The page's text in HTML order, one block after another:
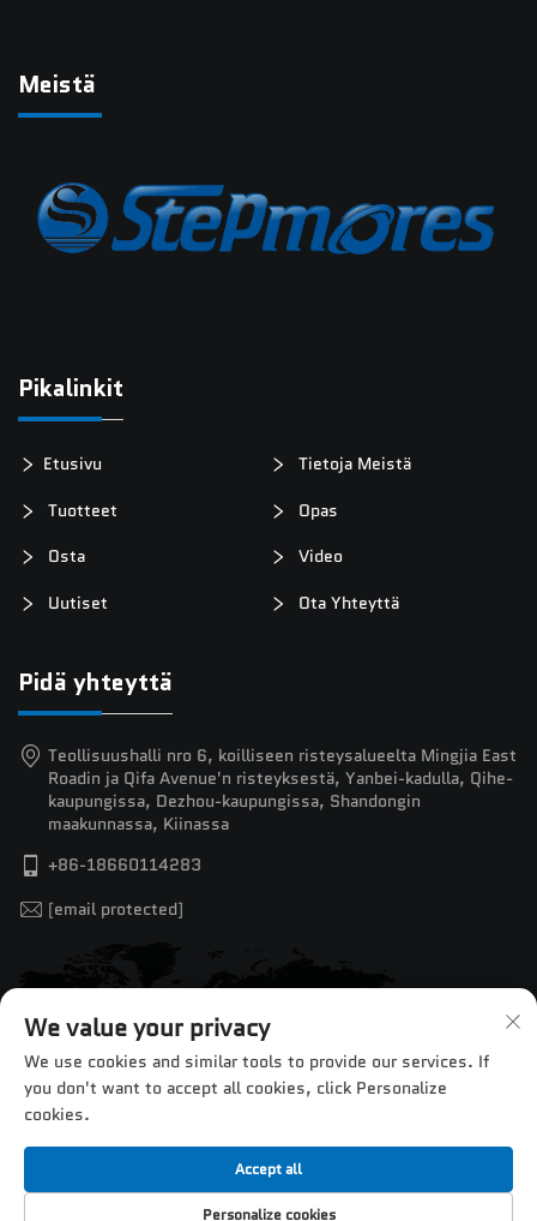
Meistä
Pikalinkit
Etusivu
Tietoja Meistä
Tuotteet
Opas
Osta
Video
Uutiset
Ota Yhteyttä
Pidä yhteyttä
Teollisuushalli nro 6, koilliseen risteysalueelta Mingjia East
Roadin ja Qifa Avenue'n risteyksestä, Yanbei-kadulla, Qihe-
kaupungissa, Dezhou-kaupungissa, Shandongin
maakunnassa, Kiinassa
+86-18660114283
[email protected]
Tekijänoikeus © 2025 Jinan Chentuo CNC Equipment Co.,Ltd.
We value your privacy
We use cookies and similar tools to provide our services. If
you don't want to accept all cookies, click Personalize
cookies.
Personalize cookies
Accept all